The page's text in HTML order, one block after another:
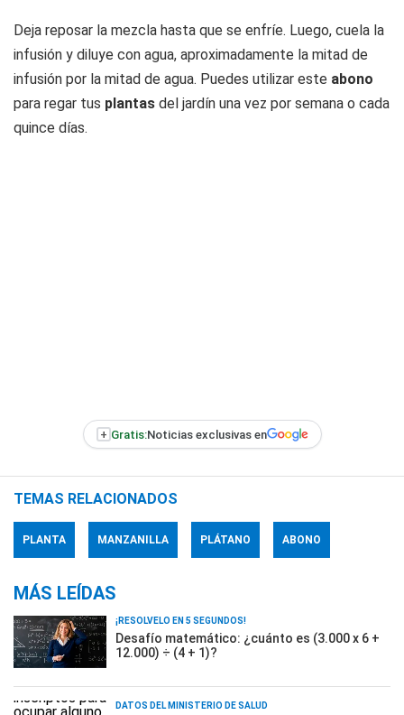
Deja reposar la mezcla hasta que se enfríe. Luego, cuela la
infusión y diluye con agua, aproximadamente la mitad de
infusión por la mitad de agua. Puedes utilizar este abono
para regar tus plantas del jardín una vez por semana o cada
quince días.
+ Gratis:Noticias exclusivas en
TEMAS RELACIONADOS
PLANTA MANZANILLA PLÁTANO ABONO
MÁS LEÍDAS
¡RESOLVELO EN 5 SEGUNDOS!
Desafío matemático: ¿cuánto es (3.000 x 6 +
12.000) ÷ (4 + 1)?
DATOS DEL MINISTERIO DE SALUD